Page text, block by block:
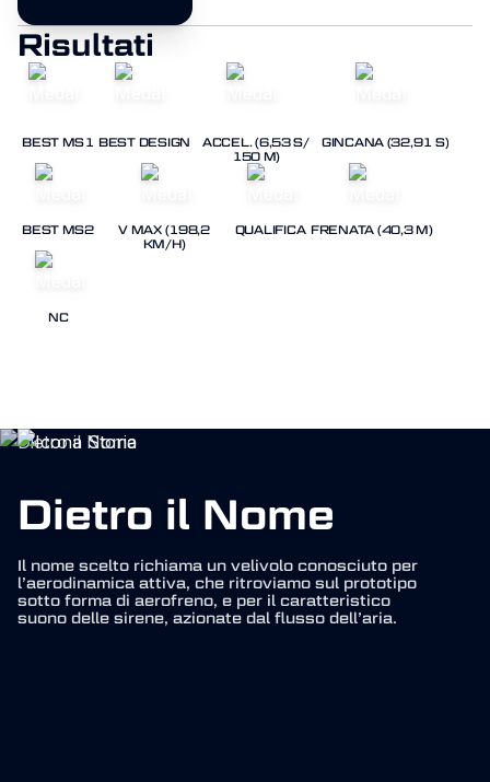
Samuele
Risultati
BEST MS1 BEST DESIGN
ACCEL. (6,53 S/
150 M)
GINCANA (32,91 S)
BEST MS2
V MAX (198,2
KM/H)
QUALIFICA FRENATA (40,3 M)
NC
Dietro il Nome
Il nome scelto richiama un velivolo conosciuto per
l’aerodinamica attiva, che ritroviamo sul prototipo
sotto forma di aerofreno, e per il caratteristico
suono delle sirene, azionate dal flusso dell’aria.